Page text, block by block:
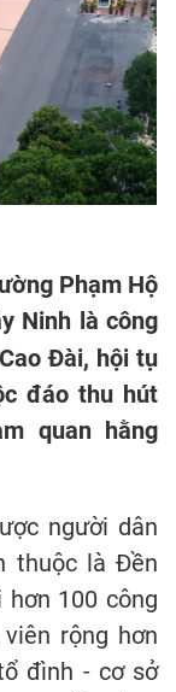
Phạm Hộ
Ninh là công
Đài, hội tụ
đáo thu hút
quan hằng
người dân
thuộc là Đền
100 công
rộng hơn
đình - cơ sở